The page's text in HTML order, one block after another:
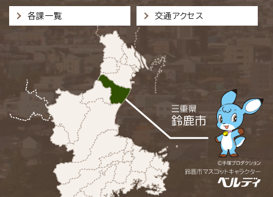
各課一覧 交通アクセス